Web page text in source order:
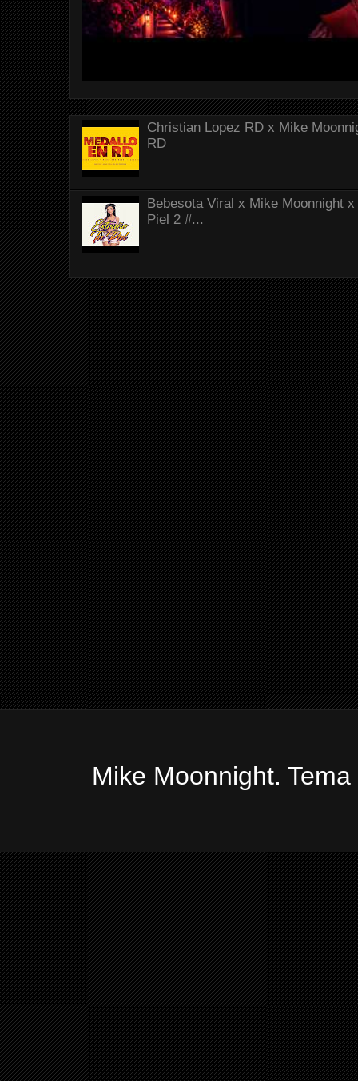
Christian Lopez RD x Mike
RD
Bebesota Viral x Mike Moonnight
Piel 2 #...
Mike Moonnight.